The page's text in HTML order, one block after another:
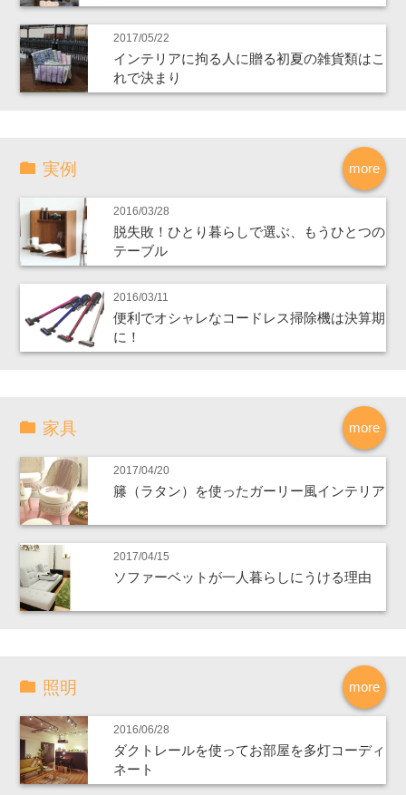
2017/05/22
インテリアに拘る人に贈る初夏の雑貨類はこ
れで決まり
more
実例
2016/03/28
脱失敗！ひとり暮らしで選ぶ、もうひとつの
テーブル
2016/03/11
便利でオシャレなコードレス掃除機は決算期
に！
more
家具
2017/04/20
籐（ラタン）を使ったガーリー風インテリア
2017/04/15
ソファーベットが一人暮らしにうける理由
more
照明
2016/06/28
ダクトレールを使ってお部屋を多灯コーディ
ネート